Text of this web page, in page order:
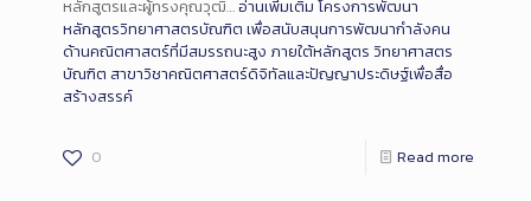
หลักสูตรและผู้ทรงคุณวุฒิ…อ่านเพิ่มเติม โครงการพัฒนา
หลักสูตรวิทยาศาสตรบัณฑิต เพื่อสนับสนุนการพัฒนากำลังคน
ด้านคณิตศาสตร์ที่มีสมรรถนะสูง ภายใต้หลักสูตร วิทยาศาสตร
บัณฑิต สาขาวิชาคณิตศาสตร์ดิจิทัลและปัญญาประดิษฐ์เพื่อสื่อ
สร้างสรรค์
0 Read more